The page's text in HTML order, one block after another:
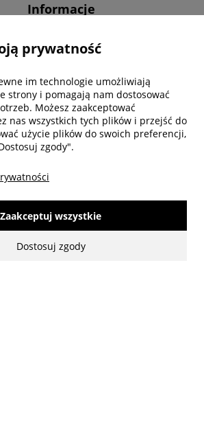
Informacje
Twoje konto
obsługi klienta
prywatność
im technologie umożliwiają
strony i pomagają nam dostosować
Możesz zaakceptować
nas wszystkich tych plików i przejść do
użycie plików do swoich preferencji,
zgody".
Dostosuj zgody
Zaakceptuj wszystkie